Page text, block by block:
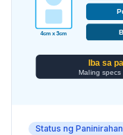
Status ng Paninirahan